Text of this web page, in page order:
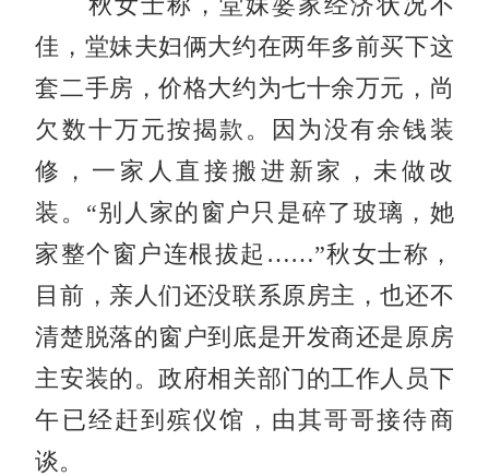
佳，堂妹夫妇俩大约在两年多前买下这
套二手房，价格大约为七十余万元，尚
欠数十万元按揭款。因为没有余钱装
修，一家人直接搬进新家，未做改
装。“别人家的窗户只是碎了玻璃，她
家整个窗户连根拔起……”秋女士称，
目前，亲人们还没联系原房主，也还不
清楚脱落的窗户到底是开发商还是原房
主安装的。政府相关部门的工作人员下
午已经赶到殡仪馆，由其哥哥接待商
谈。